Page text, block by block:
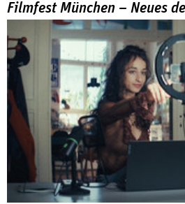
Filmfest München – Neues